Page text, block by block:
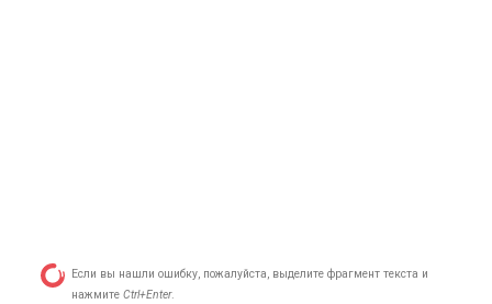
Если вы нашли ошибку, пожалуйста, выделите фрагмент текста и
нажмите Ctrl+Enter.